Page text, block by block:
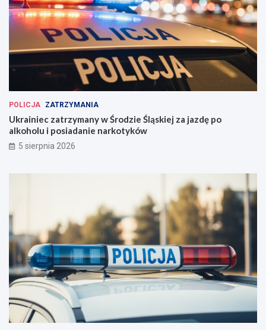
POLICJA ZATRZYMANIA
Ukrainiec zatrzymany w Środzie Śląskiej za jazdę po
alkoholu i posiadanie narkotyków
5 sierpnia 2026